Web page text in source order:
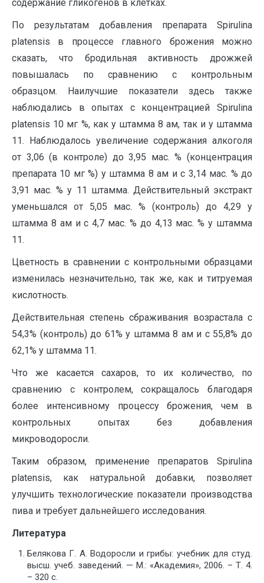
содержание гликогенов в клетках.
По результатам добавления препарата Spirulina
platensis в процессе главного брожения можно
сказать, что бродильная активность дрожжей
повышалась по сравнению с контрольным
образцом. Наилучшие показатели здесь также
наблюдались в опытах с концентрацией Spirulina
platensis 10 мг %, как у штамма 8 ам, так и у штамма
11. Наблюдалось увеличение содержания алкоголя
от 3,06 (в контроле) до 3,95 мас. % (концентрация
препарата 10 мг %) у штамма 8 ам и с 3,14 мас. % до
3,91 мас. % у 11 штамма. Действительный экстракт
уменьшался от 5,05 мас. % (контроль) до 4,29 у
штамма 8 ам и с 4,7 мас. % до 4,13 мас. % у штамма
11.
Цветность в сравнении с контрольными образцами
изменилась незначительно, так же, как и титруемая
кислотность.
Действительная степень сбраживания возрастала с
54,3% (контроль) до 61% у штамма 8 ам и с 55,8% до
62,1% у штамма 11.
Что же касается сахаров, то их количество, по
сравнению с контролем, сокращалось благодаря
более интенсивному процессу брожения, чем в
контрольных опытах без добавления
микроводоросли.
Таким образом, применение препаратов Spirulina
platensis, как натуральной добавки, позволяет
улучшить технологические показатели производства
пива и требует дальнейшего исследования.
Литература
Белякова Г. А. Водоросли и грибы: учебник для студ.
высш. учеб. заведений. — М.: «Академия», 2006. – Т. 4.
– 320 с.